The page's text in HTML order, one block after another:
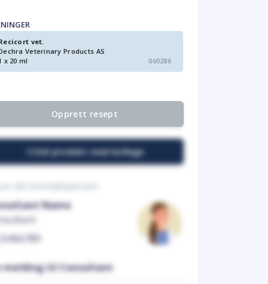
vet.
Veterinary Products AS
x 20 ml
060286
Opprett resept
Del produkt med kollega
er din kontaktperson
Name
melding til Consultant